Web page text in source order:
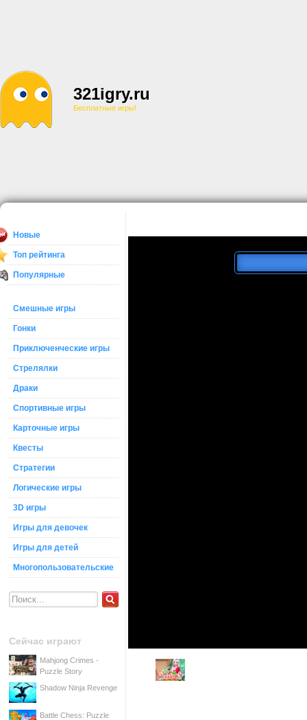
321igry.ru
Бесплатные игры!
Новые
Топ рейтинга
Популярные
Смешные игры
Гонки
Приключенческие игры
Стрелялки
Драки
Спортивные игры
Карточные игры
Квесты
Стратегии
Логические игры
3D игры
Игры для девочек
Игры для детей
Многопользовательские
Сейчас играют
Mahjong Crimes -
Puzzle Story
Shadow Ninja Revenge
Battle Chess: Puzzle